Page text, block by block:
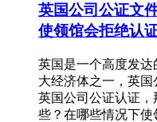
英国公司公证文
使领馆会拒绝认
英国是一个高度发
大经济体之一，英
英国公司公证认证
些？在哪些情况下使